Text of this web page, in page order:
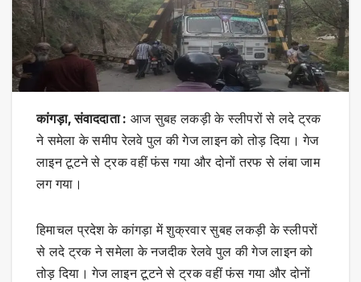
कांगड़ा, संवाददाता : आज सुबह लकड़ी के स्लीपरों से लदे ट्रक
ने समेला के समीप रेलवे पुल की गेज लाइन को तोड़ दिया। गेज
लाइन टूटने से ट्रक वहीं फंस गया और दोनों तरफ से लंबा जाम
लग गया।
हिमाचल प्रदेश के कांगड़ा में शुक्रवार सुबह लकड़ी के स्लीपरों
से लदे ट्रक ने समेला के नजदीक रेलवे पुल की गेज लाइन को
तोड़ दिया। गेज लाइन टूटने से ट्रक वहीं फंस गया और दोनों